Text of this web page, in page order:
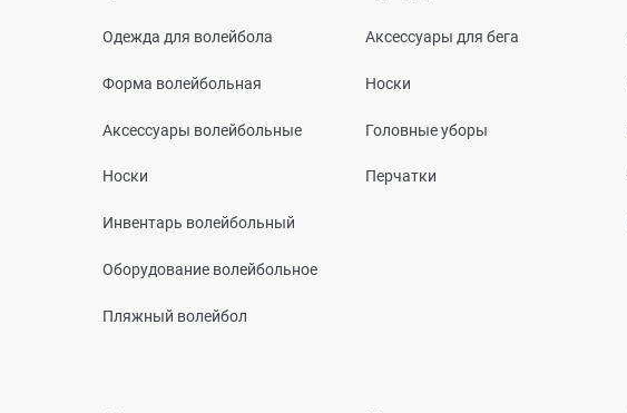
Одежда для волейбола
Форма волейбольная
Аксессуары волейбольные
Носки
Инвентарь волейбольный
Оборудование волейбольное
Пляжный волейбол
Аксессуары для бега
Носки
Головные уборы
Перчатки